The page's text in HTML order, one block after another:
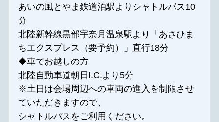
あいの風とやま鉄道泊駅よりシャトルバス10
分
北陸新幹線黒部宇奈月温泉駅より「あさひま
ちエクスプレス（要予約）」直行18分
◆車でお越しの方
北陸自動車道朝日I.C.より5分
※土日は会場周辺への車両の進入を制限させ
ていただきますので、
シャトルバスをご利用ください。